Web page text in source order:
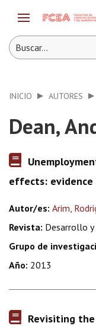
INICIO AUTORES
Dean,
effects: evidence
Autor/es: Arim,
Revista: Desarrollo y
Grupo de
Año: 2013
Revisiting